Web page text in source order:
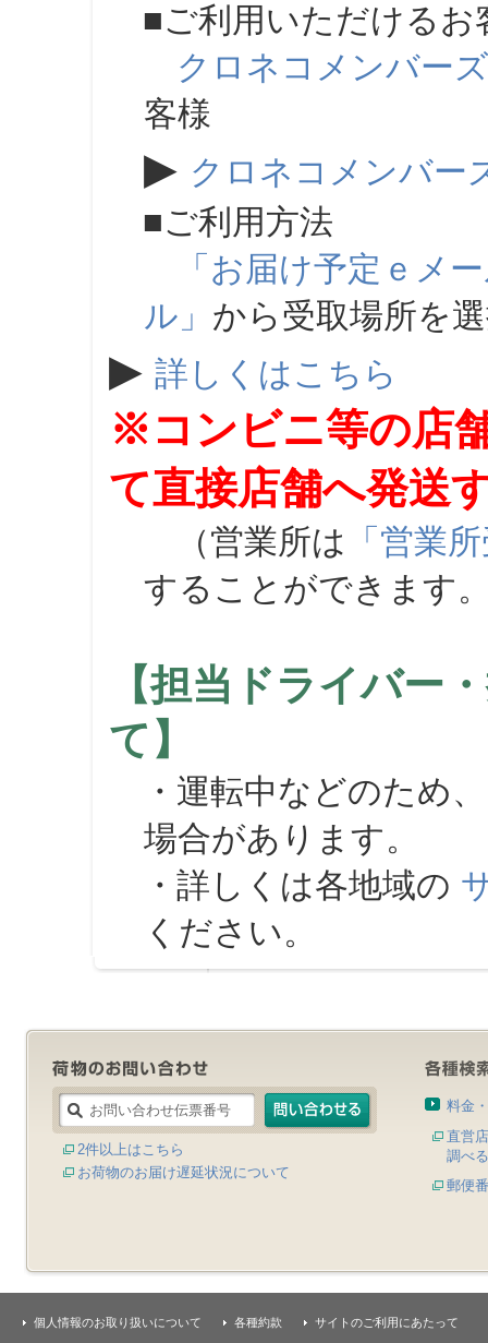
■ご利用いただけるお
クロネコメンバーズ
客様
▶ クロネコメンバー
■ご利用方法
「お届け予定ｅメ
ル」 から受取場所を
▶ 詳しくはこちら
※コンビニ等の店
て直接店舗へ発送
（営業所は 「営業
することができます
【担当ドライバー
て】
・運転中などのため
場合があります。
・詳しくは各地域の
ください。
2件以上はこちら
お荷物のお届け遅延状況について
料金
直営
調べる
郵便
個人情報のお取り扱いについて 各種約款 サイトのご利用にあたって